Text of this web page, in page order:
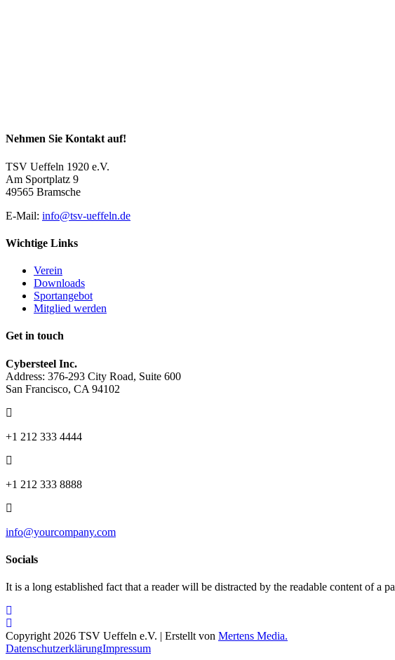
Nehmen Sie Kontakt auf!
TSV Ueffeln 1920 e.V.
Am Sportplatz 9
49565 Bramsche
E-Mail: info@tsv-ueffeln.de
Wichtige Links
Verein
Downloads
Sportangebot
Mitglied werden
Get in touch
Cybersteel Inc.
Address: 376-293 City Road, Suite 600
San Francisco, CA 94102
+1 212 333 4444
+1 212 333 8888
info@yourcompany.com
Socials
It is a long established fact that a reader will be distracted by the readable content of a
Copyright 2026 TSV Ueffeln e.V. | Erstellt von Mertens Media.
DatenschutzerklärungImpressum